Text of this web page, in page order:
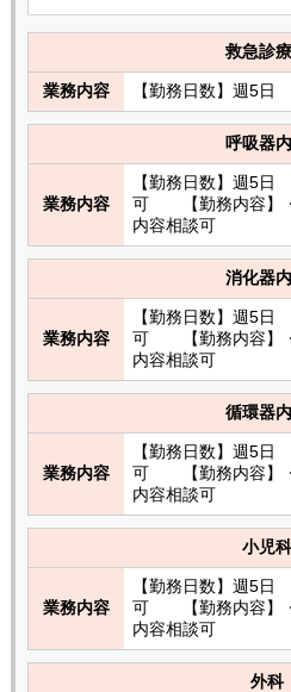
救急診
業務内容 【勤務日数】週5日
呼吸器
業務内容
【勤務日数】週5
可 【勤務内容】
内容相談可
消化器
業務内容
【勤務日数】週5
可 【勤務内容】
内容相談可
循環器
業務内容
【勤務日数】週5
可 【勤務内容】
内容相談可
小児科
業務内容
【勤務日数】週5
可 【勤務内容】
内容相談可
外科